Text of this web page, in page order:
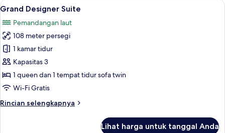
360
Lihat
semua
foto
untuk
Grand
Designer
Suite
11
Grand Designer Suite
Pemandangan laut
108 meter persegi
1 kamar tidur
Kapasitas 3
1 queen dan 1 tempat tidur sofa twin
Wi-Fi Gratis
Rincian selengkapnya
Rincian
Lihat harga untuk tanggal Anda